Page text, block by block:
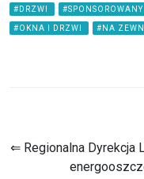
#DRZWI #SPONSOROWANY
#OKNA I DRZWI #NA
⇐ Regionalna Dyrekcja